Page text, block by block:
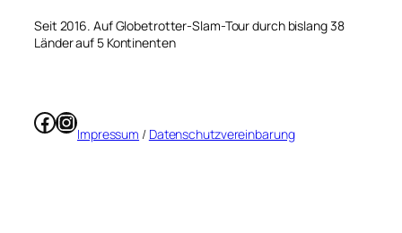
Seit 2016. Auf Globetrotter-Slam-Tour durch bislang 38
Länder auf 5 Kontinenten
Facebook
Instagram
Impressum / Datenschutzvereinbarung